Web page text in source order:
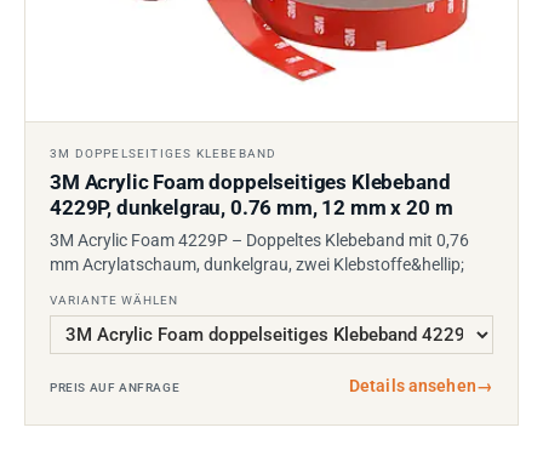
3M DOPPELSEITIGES KLEBEBAND
3M Acrylic Foam doppelseitiges Klebeband
4229P, dunkelgrau, 0.76 mm, 12 mm x 20 m
3M Acrylic Foam 4229P – Doppeltes Klebeband mit 0,76
mm Acrylatschaum, dunkelgrau, zwei Klebstoffe&hellip;
VARIANTE WÄHLEN
PREIS AUF ANFRAGE Details ansehen→